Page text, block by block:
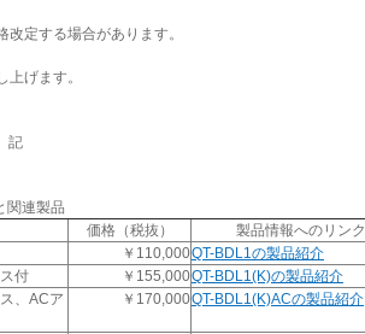
定する場合があります。
げます。
記
関連製品
価格（税抜）
製品情報へのリンク
￥110,000QT-BDL1の製品紹介
付 ￥155,000QT-BDL1(K)の製品紹介
、ACア
￥170,000QT-BDL1(K)ACの製品紹介